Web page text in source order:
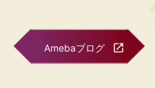
Amebaブログ